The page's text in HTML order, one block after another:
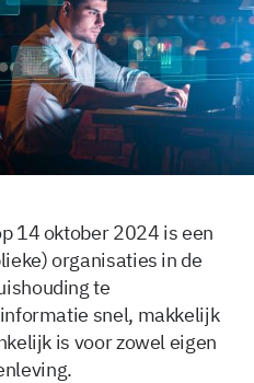
14 oktober 2024 is een
organisaties in de
te
snel, makkelijk
is voor zowel eigen